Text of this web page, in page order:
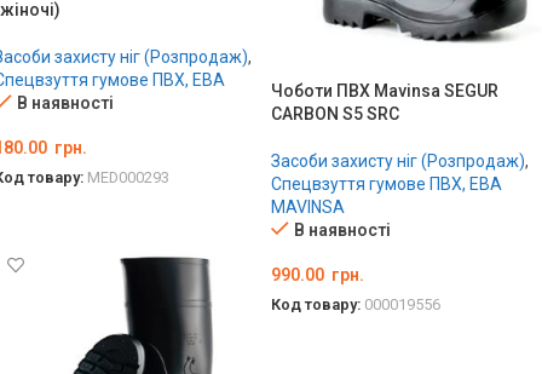
захисту ніг (Розпродаж),
гумове ПВХ, ЕВА
В наявності
грн.
товару: MED000293
Чоботи ПВХ Mavinsa SEGUR
CARBON S5 SRC
Засоби захисту ніг (Розпродаж),
Спецвзуття гумове ПВХ, ЕВА
MAVINSA
В наявності
990.00 грн.
Код товару: 000019556